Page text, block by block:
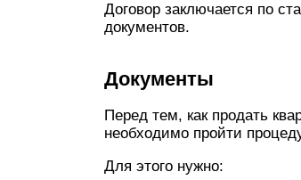
Договор заключается по
документов.
Документы
Перед тем, как продать
необходимо пройти
Для этого нужно: